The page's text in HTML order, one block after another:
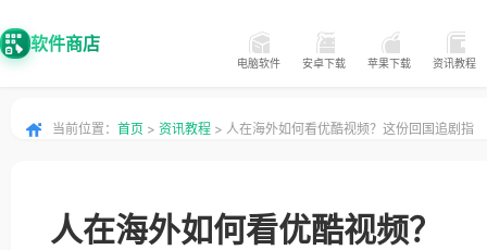
软件商店
电脑软件 安卓下载 苹果下载 资讯教程
当前位置： 首页 > 资讯教程 > 人在海外如何看优酷视频？这份回国追剧指
人在海外如何看优酷视频？